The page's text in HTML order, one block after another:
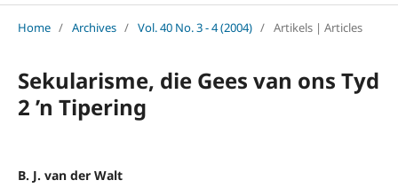
Home / Archives / Vol. 40 No. 3 - 4 (2004) / Artikels | Articles
Sekularisme, die Gees van ons Tyd
2 ’n Tipering
B. J. van der Walt